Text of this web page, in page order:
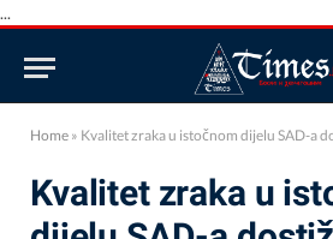
...
Home » Kvalitet zraka u istočnom dijelu SAD-a dostiže nezdrav
Kvalitet zraka u